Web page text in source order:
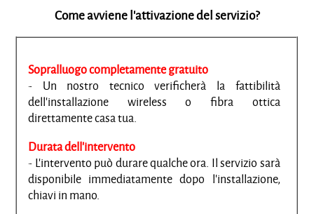
Come avviene l'attivazione del servizio?
Sopralluogo completamente gratuito
- Un nostro tecnico verificherà la fattibilità
dell'installazione wireless o fibra ottica
direttamente casa tua.
Durata dell'intervento
- L'intervento può durare qualche ora. Il servizio sarà
disponibile immediatamente dopo l'installazione,
chiavi in mano.